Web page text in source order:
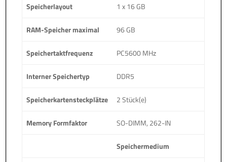
Speicherlayout 1 x 16 GB
RAM-Speicher maximal 96 GB
Speichertaktfrequenz PC5600 MHz
Interner Speichertyp DDR5
Speicherkartensteckplätze 2 Stück(e)
Memory Formfaktor SO-DIMM, 262-IN
Speichermedium